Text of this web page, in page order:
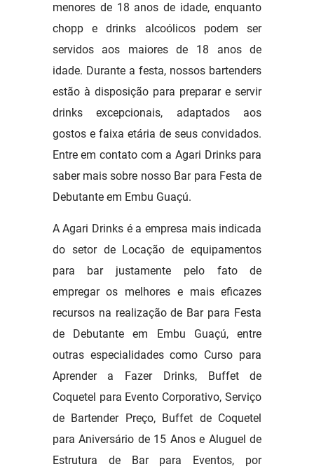
menores de 18 anos de idade, enquanto
chopp e drinks alcoólicos podem ser
servidos aos maiores de 18 anos de
idade. Durante a festa, nossos bartenders
estão à disposição para preparar e servir
drinks excepcionais, adaptados aos
gostos e faixa etária de seus convidados.
Entre em contato com a Agari Drinks para
saber mais sobre nosso Bar para Festa de
Debutante em Embu Guaçú.
A Agari Drinks é a empresa mais indicada
do setor de Locação de equipamentos
para bar justamente pelo fato de
empregar os melhores e mais eficazes
recursos na realização de Bar para Festa
de Debutante em Embu Guaçú, entre
outras especialidades como Curso para
Aprender a Fazer Drinks, Buffet de
Coquetel para Evento Corporativo, Serviço
de Bartender Preço, Buffet de Coquetel
para Aniversário de 15 Anos e Aluguel de
Estrutura de Bar para Eventos, por